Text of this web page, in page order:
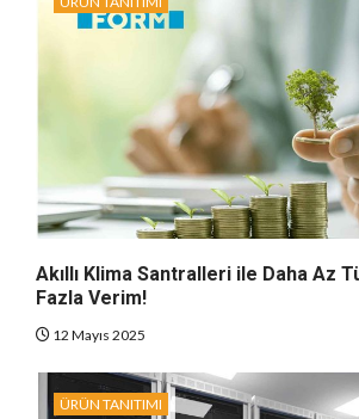
Akıllı Klima Santralleri ile Daha Az
Fazla Verim!
12 Mayıs 2025
ÜRÜN TANITIMI